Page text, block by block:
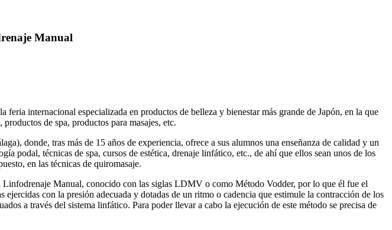
Manual
internacional especializada en productos de belleza y bienestar más grande de Japón, en la que
de spa, productos para masajes, etc.
donde, tras más de 15 años de experiencia, ofrece a sus alumnos una enseñanza de calidad y un
podal, técnicas de spa, cursos de estética, drenaje linfático, etc., de ahí que ellos sean unos de los
en las técnicas de quiromasaje.
Manual, conocido con las siglas LDMV o como Método Vodder, por lo que él fue el
con la presión adecuada y dotadas de un ritmo o cadencia que estimule la contracción de los
a través del sistema linfático. Para poder llevar a cabo la ejecución de este método se precisa de